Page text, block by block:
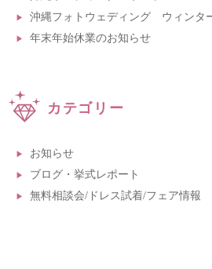
沖縄フォトウェディング ウィンタ
年末年始休業のお知らせ
カテゴリー
お知らせ
ブログ・挙式レポート
無料相談会/ドレス試着/フェア情報